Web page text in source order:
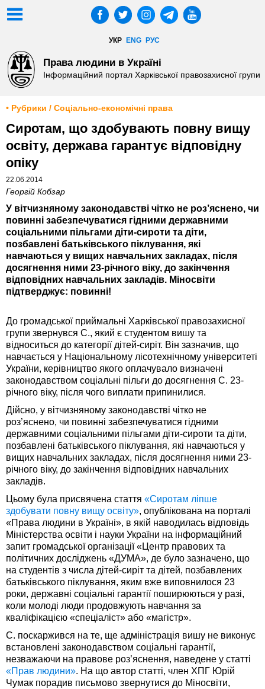
УКР ENG РУС
Права людини в Україні
Інформаційний портал Харківської правозахисної групи
• Рубрики / Соціально-економічні права
Сиротам, що здобувають повну вищу
освіту, держава гарантує відповідну
опіку
22.06.2014
Георгій Кобзар
У вітчизняному законодавстві чітко не роз’яснено, чи
повинні забезпечуватися гідними державними
соціальними пільгами діти-сироти та діти,
позбавлені батьківського піклування, які
навчаються у вищих навчальних закладах, після
досягнення ними 23-річного віку, до закінчення
відповідних навчальних закладів. Міносвіти
підтверджує: повинні!
До громадської приймальні Харківської правозахисної
групи звернувся С., який є студентом вишу та
відноситься до категорії дітей-сиріт. Він зазначив, що
навчається у Національному лісотехнічному університеті
України, керівництво якого оплачувало визначені
законодавством соціальні пільги до досягнення С. 23-
річного віку, після чого виплати припинилися.
Дійсно, у вітчизняному законодавстві чітко не
роз’яснено, чи повинні забезпечуватися гідними
державними соціальними пільгами діти-сироти та діти,
позбавлені батьківського піклування, які навчаються у
вищих навчальних закладах, після досягнення ними 23-
річного віку, до закінчення відповідних навчальних
закладів.
Цьому була присвячена стаття «Сиротам ліпше
здобувати повну вищу освіту», опублікована на порталі
«Права людини в Україні», в якій наводилась відповідь
Міністерства освіти і науки України на інформаційний
запит громадської організації «Центр правових та
політичних досліджень «ДУМА», де було зазначено, що
на студентів з числа дітей-сиріт та дітей, позбавлених
батьківського піклування, яким вже виповнилося 23
роки, державні соціальні гарантії поширюються у разі,
коли молоді люди продовжують навчання за
кваліфікацією «спеціаліст» або «магістр».
С. поскаржився на те, ще адміністрація вишу не виконує
встановлені законодавством соціальні гарантії,
незважаючи на правове роз’яснення, наведене у статті
«Прав людини». На що автор статті, член ХПГ Юрій
Чумак порадив письмово звернутися до Міносвіти,